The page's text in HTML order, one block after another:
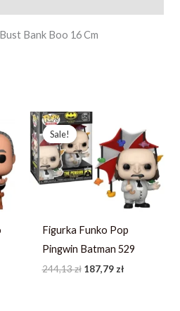
Bank Boo 16 Cm
zł.
Sale!
Sale!
Figurka Funko Pop
Pingwin Batman 529
244,13zł
Pierwotna
cena
wynosiła:
244,13 zł.
187,79 zł
cena
wynosi:
187,79 zł.